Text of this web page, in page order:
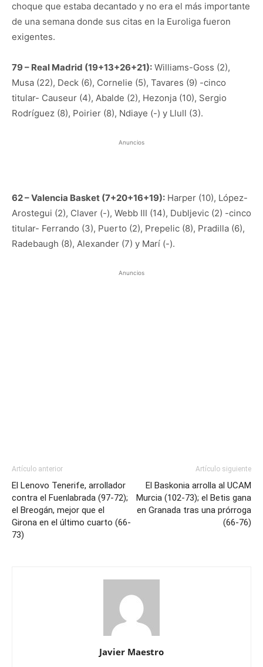
choque que estaba decantado y no era el más importante
de una semana donde sus citas en la Euroliga fueron
exigentes.
79 – Real Madrid (19+13+26+21): Williams-Goss (2),
Musa (22), Deck (6), Cornelie (5), Tavares (9) -cinco
titular- Causeur (4), Abalde (2), Hezonja (10), Sergio
Rodríguez (8), Poirier (8), Ndiaye (-) y Llull (3).
Anuncios
62 – Valencia Basket (7+20+16+19): Harper (10), López-
Arostegui (2), Claver (-), Webb III (14), Dubljevic (2) -cinco
titular- Ferrando (3), Puerto (2), Prepelic (8), Pradilla (6),
Radebaugh (8), Alexander (7) y Marí (-).
Anuncios
Artículo anterior
El Lenovo Tenerife, arrollador
contra el Fuenlabrada (97-72);
el Breogán, mejor que el
Girona en el último cuarto (66-
73)
Artículo siguiente
El Baskonia arrolla al UCAM
Murcia (102-73); el Betis gana
en Granada tras una prórroga
(66-76)
Javier Maestro